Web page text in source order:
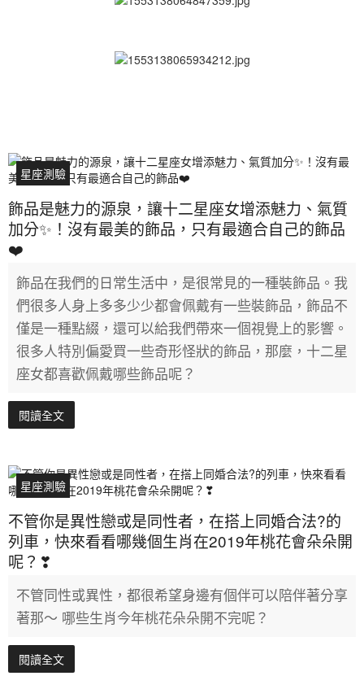
星座測驗
飾品是魅力的源泉，讓十二星座女增添魅力、氣質
加分✨！沒有最美的飾品，只有最適合自己的飾品
❤️
飾品在我們的日常生活中，是很常見的一種裝飾品。我
們很多人身上多多少少都會佩戴有一些裝飾品，飾品不
僅是一種點綴，還可以給我們帶來一個視覺上的影響。
很多人特別偏愛買一些奇形怪狀的飾品，那麼，十二星
座女都喜歡佩戴哪些飾品呢？
閱讀全文
星座測驗
不管你是異性戀或是同性者，在搭上同婚合法?的
列車，快來看看哪幾個生肖在2019年桃花會朵朵開
呢？❣
不管同性或異性，都很希望身邊有個伴可以陪伴著分享
著那～ 哪些生肖今年桃花朵朵開不完呢？
閱讀全文